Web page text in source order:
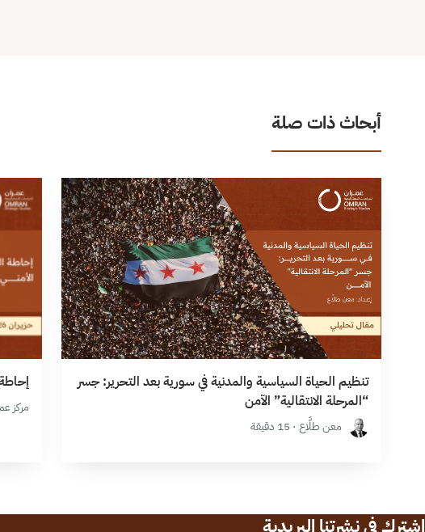
أبحاث ذات صلة
تنظيم الحياة السياسية والمدنية في سورية بعد التحرير: جسر
“المرحلة الانتقالية” الآمن
معن طلَّاع · 15 دقيقة
مركز
اشترك في نشرتنا البريدية